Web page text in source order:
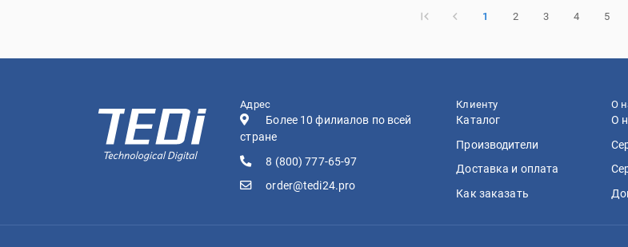
1 2 3 4 5
Адрес
Более 10 филиалов по всей
стране
8 (800) 777-65-97
order@tedi24.pro
Клиенту
Каталог
Производители
Доставка и оплата
Как заказать
О
О